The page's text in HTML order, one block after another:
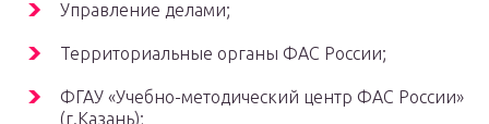
Управление делами;
Территориальные органы ФАС России;
ФГАУ «Учебно-методический центр ФАС России»
(г.Казань);